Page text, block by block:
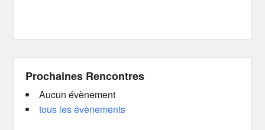
Prochaines Rencontres
Aucun évènement
tous les évènements